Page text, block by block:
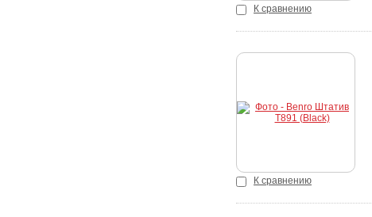
К сравнению
К сравнению